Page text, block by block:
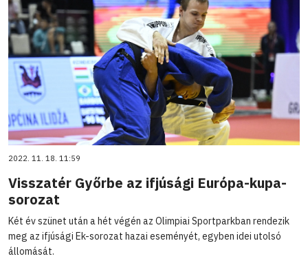
2022. 11. 18. 11:59
Visszatér Győrbe az ifjúsági Európa-kupa-
sorozat
Két év szünet után a hét végén az Olimpiai Sportparkban rendezik
meg az ifjúsági Ek-sorozat hazai eseményét, egyben idei utolsó
állomását.